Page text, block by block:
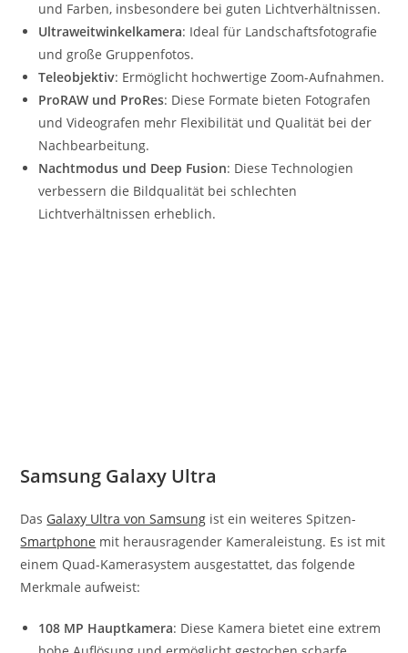
und Farben, insbesondere bei guten Lichtverhältnissen.
Ultraweitwinkelkamera: Ideal für Landschaftsfotografie
und große Gruppenfotos.
Teleobjektiv: Ermöglicht hochwertige Zoom-Aufnahmen.
ProRAW und ProRes: Diese Formate bieten Fotografen
und Videografen mehr Flexibilität und Qualität bei der
Nachbearbeitung.
Nachtmodus und Deep Fusion: Diese Technologien
verbessern die Bildqualität bei schlechten
Lichtverhältnissen erheblich.
Samsung Galaxy Ultra
Das Galaxy Ultra von Samsung ist ein weiteres Spitzen-
Smartphone mit herausragender Kameraleistung. Es ist mit
einem Quad-Kamerasystem ausgestattet, das folgende
Merkmale aufweist:
108 MP Hauptkamera: Diese Kamera bietet eine extrem